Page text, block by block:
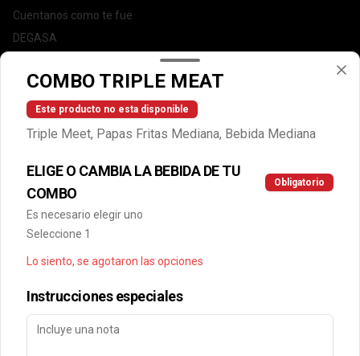
Cuentanos como te fue
DEGASA
Escríbenos por WhatsApp: +56950183243
serviciocliente@wendys.cl
Locales
Política de privacidad
Redes sociales
Facebook
Mi cuenta
COMBO TRIPLE MEAT
Este producto no esta disponible
Triple Meet, Papas Fritas Mediana, Bebida Mediana
ELIGE O CAMBIA LA BEBIDA DE TU
COMBO
Obligatorio
Es necesario elegir uno
Seleccione 1
Lo siento, se agotaron las opciones
Instrucciones especiales